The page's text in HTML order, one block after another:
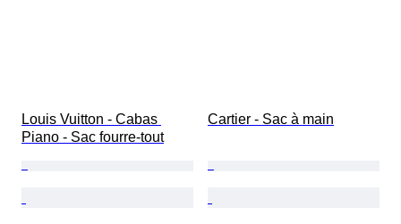
Louis Vuitton - Cabas
Piano - Sac fourre-tout
Cartier - Sac à main